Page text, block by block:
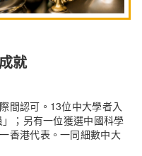
就
間認可。13位中大學者入
；另有一位獲選中國科學
香港代表。一同細數中大